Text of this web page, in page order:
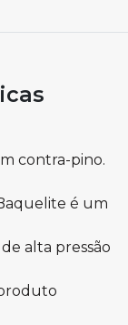
contra-pino.
é um
alta pressão